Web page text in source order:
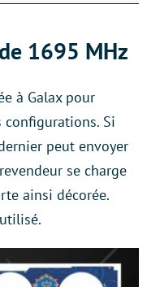
1695 MHz
à Galax pour
configurations. Si
peut envoyer
se charge
ainsi décorée.